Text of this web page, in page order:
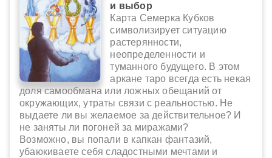
и выбор
Карта Семерка Кубков
символизирует ситуацию
растерянности,
неопределенности и
туманного будущего. В этом
аркане таро всегда есть некая
доля самообмана или ложных обещаний от
окружающих, утраты связи с реальностью. Не
выдаете ли вы желаемое за действительное? И
не заняты ли погоней за миражами?
Возможно, вы попали в капкан фантазий,
убаюкиваете себя сладостными мечтами и